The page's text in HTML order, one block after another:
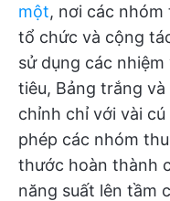
một, nơi các nhóm
tổ chức và cộng
sử dụng các nhiệm
tiêu, Bảng trắng
chỉnh chỉ với vài
phép các nhóm
thước hoàn thành
năng suất lên tầm